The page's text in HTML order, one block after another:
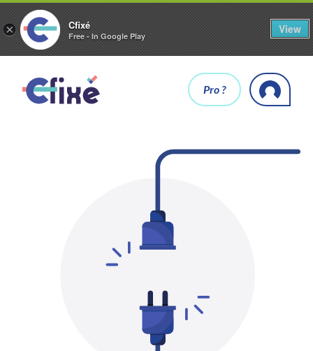
× Cfixé
Free - In Google Play
View
Pro ?